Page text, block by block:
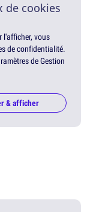
de cookies
l'afficher, vous
de confidentialité.
de Gestion
& afficher